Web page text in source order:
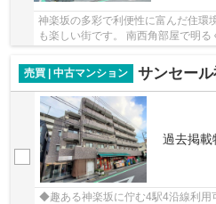
神楽坂の多彩で利便性に富んだ住環
も楽しい街です。 南西角部屋で明る
ット2匹可も嬉しいですね♪
売買 | 中古マンション
サンセー
過去掲載
◆趣ある神楽坂に佇む4駅4沿線利